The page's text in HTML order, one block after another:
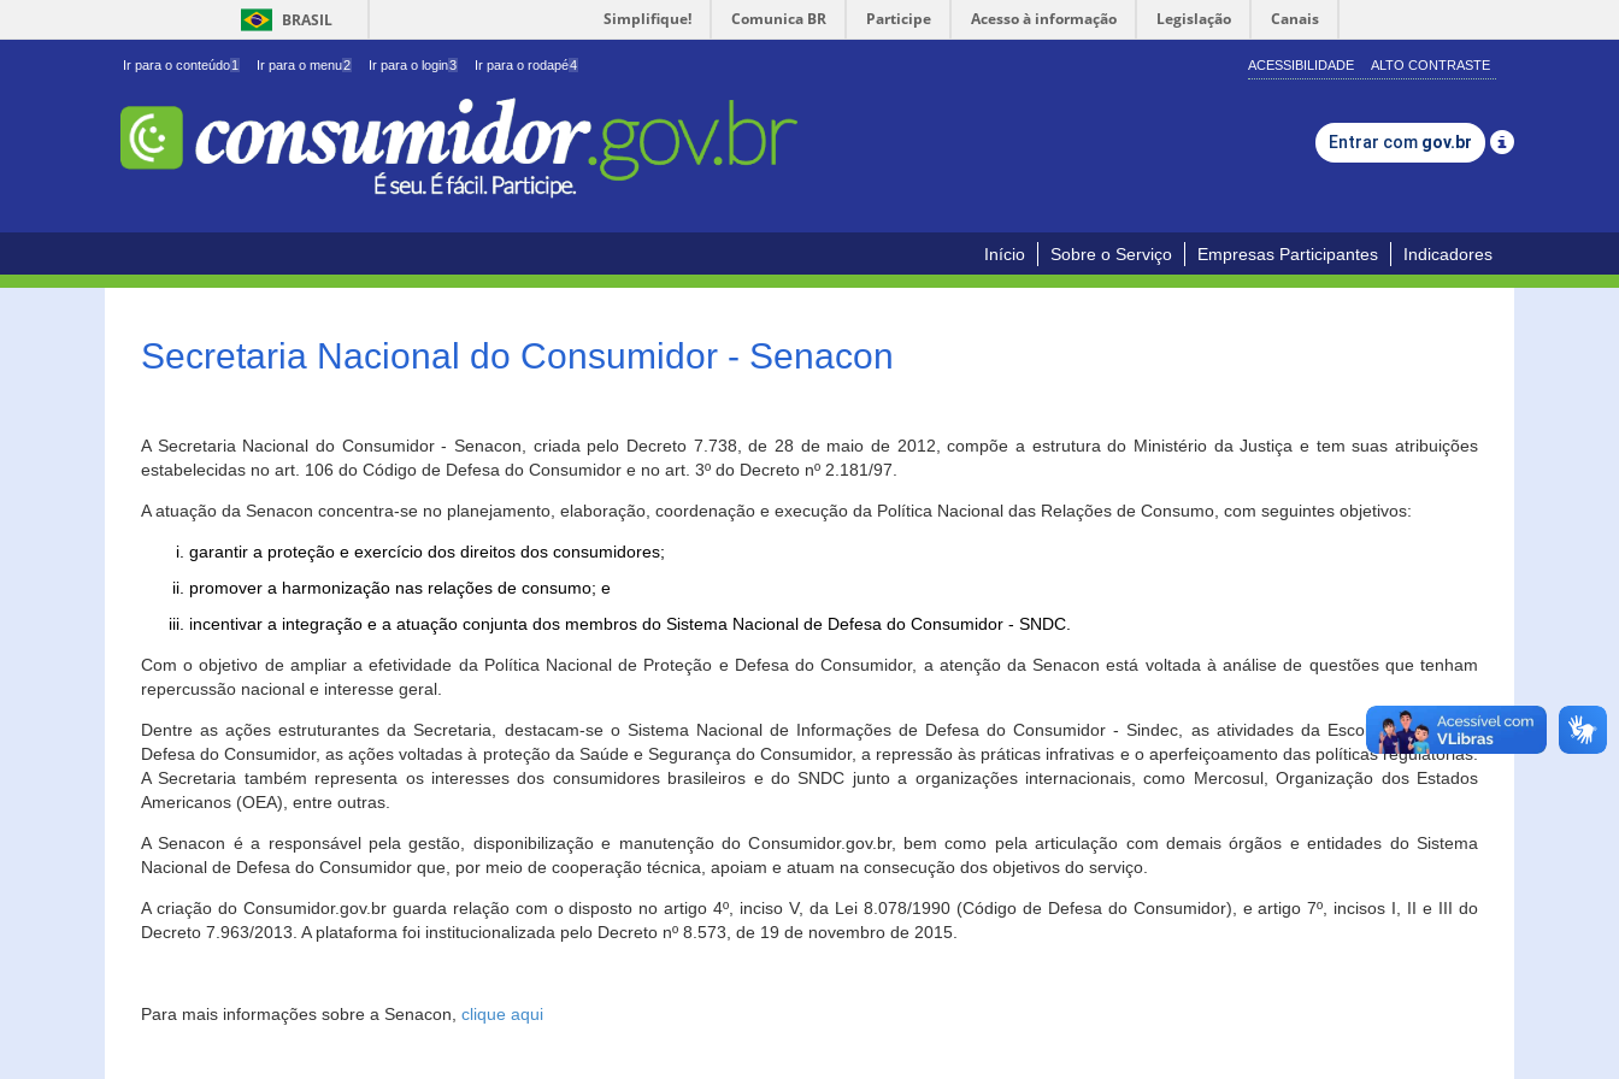
BRASIL Simplifique! Comunica BR Participe Acesso à informação Legislação Canais
Ir para o conteúdo1 Ir para o menu2 Ir para o login3 Ir para o rodapé4 ACESSIBILIDADE ALTO CONTRASTE
Entrar com gov.br
Início Sobre o Serviço Empresas Participantes Indicadores
Secretaria Nacional do Consumidor - Senacon
A Secretaria Nacional do Consumidor - Senacon, criada pelo Decreto 7.738, de 28 de maio de 2012, compõe a estrutura do Ministério da Justiça e tem suas atribuições
estabelecidas no art. 106 do Código de Defesa do Consumidor e no art. 3º do Decreto nº 2.181/97.
A atuação da Senacon concentra-se no planejamento, elaboração, coordenação e execução da Política Nacional das Relações de Consumo, com seguintes objetivos:
garantir a proteção e exercício dos direitos dos consumidores;
promover a harmonização nas relações de consumo; e
incentivar a integração e a atuação conjunta dos membros do Sistema Nacional de Defesa do Consumidor - SNDC.
Com o objetivo de ampliar a efetividade da Política Nacional de Proteção e Defesa do Consumidor, a atenção da Senacon está voltada à análise de questões que tenham
repercussão nacional e interesse geral.
Dentre as ações estruturantes da Secretaria, destacam-se o Sistema Nacional de Informações de Defesa do Consumidor - Sindec, as atividades da Escola Nacional de
Defesa do Consumidor, as ações voltadas à proteção da Saúde e Segurança do Consumidor, a repressão às práticas infrativas e o aperfeiçoamento das políticas regulatórias.
A Secretaria também representa os interesses dos consumidores brasileiros e do SNDC junto a organizações internacionais, como Mercosul, Organização dos Estados
Americanos (OEA), entre outras.
A Senacon é a responsável pela gestão, disponibilização e manutenção do Consumidor.gov.br, bem como pela articulação com demais órgãos e entidades do Sistema
Nacional de Defesa do Consumidor que, por meio de cooperação técnica, apoiam e atuam na consecução dos objetivos do serviço.
A criação do Consumidor.gov.br guarda relação com o disposto no artigo 4º, inciso V, da Lei 8.078/1990 (Código de Defesa do Consumidor), e artigo 7º, incisos I, II e III do
Decreto 7.963/2013. A plataforma foi institucionalizada pelo Decreto nº 8.573, de 19 de novembro de 2015.
Para mais informações sobre a Senacon, clique aqui